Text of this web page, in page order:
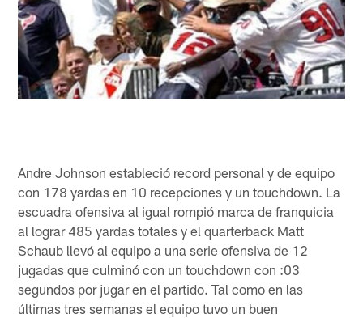
Andre Johnson estableció record personal y de equipo
con 178 yardas en 10 recepciones y un touchdown. La
escuadra ofensiva al igual rompió marca de franquicia
al lograr 485 yardas totales y el quarterback Matt
Schaub llevó al equipo a una serie ofensiva de 12
jugadas que culminó con un touchdown con :03
segundos por jugar en el partido. Tal como en las
últimas tres semanas el equipo tuvo un buen